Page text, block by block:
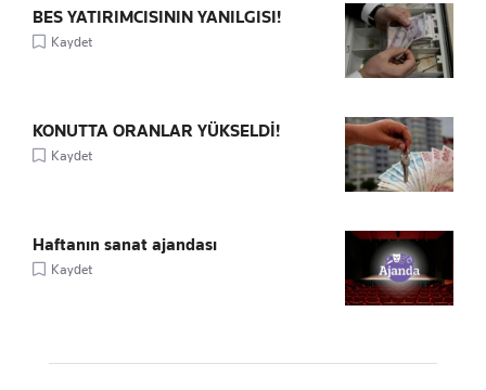
BES YATIRIMCISININ YANILGISI!
Kaydet
KONUTTA ORANLAR YÜKSELDİ!
Kaydet
Haftanın sanat ajandası
Kaydet